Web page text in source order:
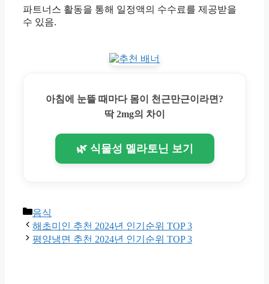
파트너스 활동을 통해 일정액의 수수료를 제공받을
수 있음.
아침에 눈뜰 때마다 몸이 천근만근이라면?
딱 2mg의 차이
🌿 식물성 멜라토닌 보기
Categories
음식
해초미인 추천 2024년 인기순위 TOP 3
평양냉면 추천 2024년 인기순위 TOP 3